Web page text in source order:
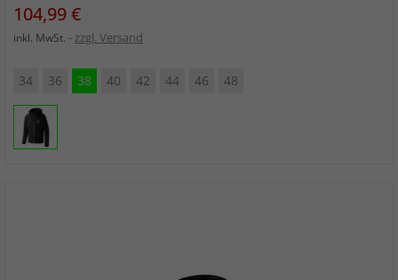
Preis
104,99 €
inkl. MwSt. zzgl. Versand
34 36 38 40 42 44 46 48